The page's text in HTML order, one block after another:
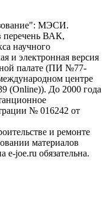
МЭСИ.
перечень ВАК,
научного
и электронная версия
палате (ПИ №77-
центре
(Online)). До 2000 года
№ 016242 от
и ремонте
материалов
e-joe.ru обязательна.